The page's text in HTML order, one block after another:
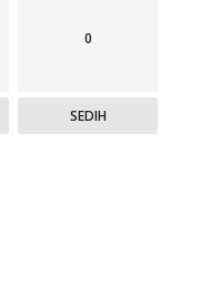
0
SEDIH